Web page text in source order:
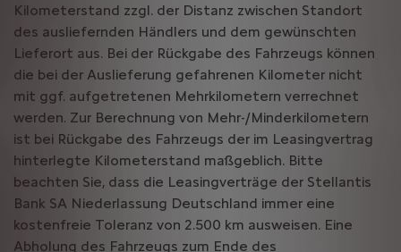
Kilometerstand zzgl. der Distanz zwischen Standort
des ausliefernden Händlers und dem gewünschten
Lieferort aus. Bei der Rückgabe des Fahrzeugs können
die bei der Auslieferung gefahrenen Kilometer nicht
mit ggf. aufgetretenen Mehrkilometern verrechnet
werden. Zur Berechnung von Mehr-/Minderkilometern
ist bei Rückgabe des Fahrzeugs der im Leasingvertrag
hinterlegte Kilometerstand maßgeblich. Bitte
beachten Sie, dass die Leasingverträge der Stellantis
Bank SA Niederlassung Deutschland immer eine
kostenfreie Toleranz von 2.500 km ausweisen. Eine
Abholung des Fahrzeugs zum Ende des